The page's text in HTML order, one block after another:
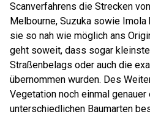
Scanverfahrens die Strecken
Melbourne, Suzuka sowie
sie so nah wie möglich ans
geht soweit, dass sogar
Straßenbelags oder auch die
übernommen wurden. Des
Vegetation noch einmal
unterschiedlichen Baumarten